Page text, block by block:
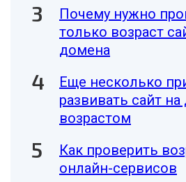
Почему нужно
только возраст
домена
Еще несколько
развивать сайт
возрастом
Как проверить
онлайн-сервисов